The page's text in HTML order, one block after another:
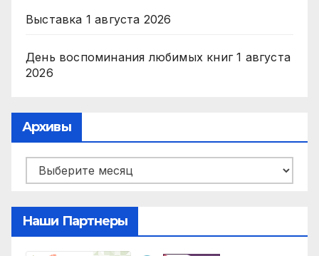
Выставка 1 августа 2026
День воспоминания любимых книг 1 августа
2026
Архивы
Архивы
Наши Партнеры